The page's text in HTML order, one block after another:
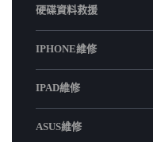
硬碟資料救援
IPHONE維修
IPAD維修
ASUS維修